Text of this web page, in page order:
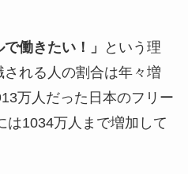
働きたい！」
という理
れる人の割合は年々増
万人だった日本のフリー
は1034万人まで増加して